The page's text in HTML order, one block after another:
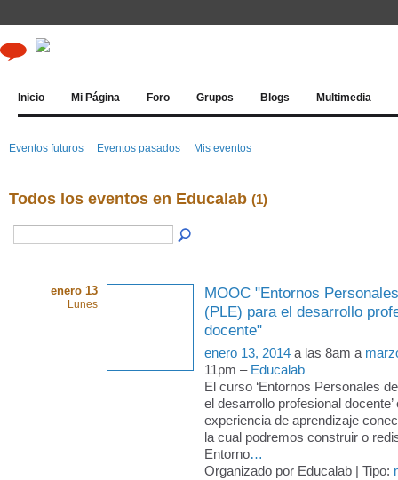
Inicio Mi Página Foro Grupos Blogs Multimedia
Eventos futuros Eventos pasados Mis eventos
Todos los eventos en Educalab (1)
enero 13
Lunes
MOOC "Entornos
(PLE) para el desarrollo
docente"
enero 13, 2014 a las 8am a
11pm – Educalab
El curso ‘Entornos Personales
el desarrollo profesional docente’
experiencia de aprendizaje
la cual podremos construir o
Entorno…
Organizado por Educalab | Tipo: